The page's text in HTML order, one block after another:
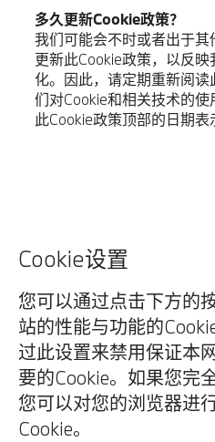
Cookie设置
您可以通过点击下方的
站的性能与功能的
过此设置来禁用保证本
要的Cookie。如果您完
您可以对您的浏览器进
Cookie。